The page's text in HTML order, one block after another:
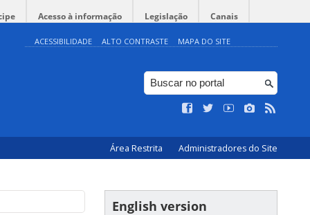
Acesso à informação Legislação Canais
ACESSIBILIDADE ALTO CONTRASTE MAPA DO SITE
Área Restrita Administradores do Site
English version